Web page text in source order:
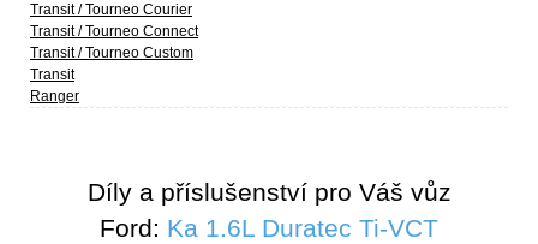
Transit / Tourneo Courier
Transit / Tourneo Connect
Transit / Tourneo Custom
Transit
Ranger
Díly a příslušenství pro Váš vůz
Ford: Ka 1.6L Duratec Ti-VCT